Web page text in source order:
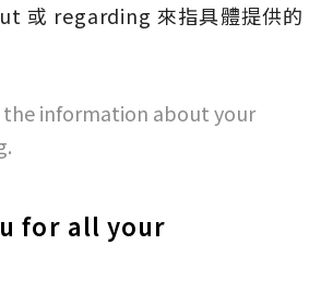
或 regarding 來指具體提供的
the information about your
for all your